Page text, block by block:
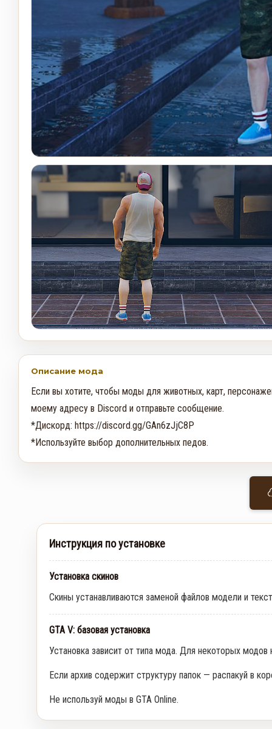
Описание мода
Если вы хотите, чтобы моды для животных, карт,
моему адресу в Discord и отправьте сообщение.
*Дискорд: https://discord.gg/GAn6zJjC8P
*Используйте выбор дополнительных педов.
Инструкция по установке
Установка скинов
Скины устанавливаются заменой файлов модели и
GTA V: базовая установка
Установка зависит от типа мода. Для некоторых
Если архив содержит структуру папок — распакуй в
Не используй моды в GTA Online.